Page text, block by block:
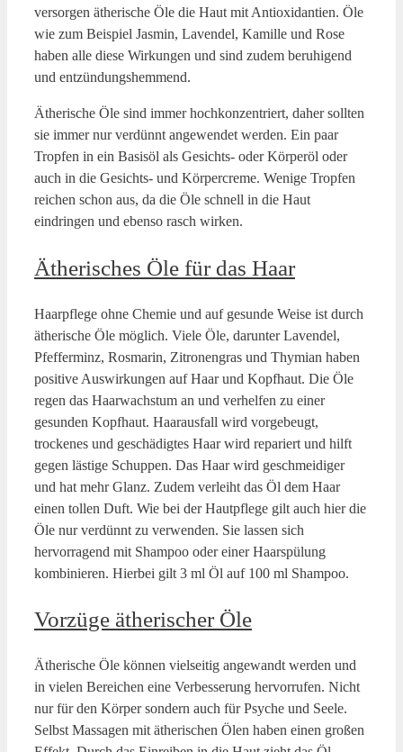
versorgen ätherische Öle die Haut mit Antioxidantien. Öle
wie zum Beispiel Jasmin, Lavendel, Kamille und Rose
haben alle diese Wirkungen und sind zudem beruhigend
und entzündungshemmend.
Ätherische Öle sind immer hochkonzentriert, daher sollten
sie immer nur verdünnt angewendet werden. Ein paar
Tropfen in ein Basisöl als Gesichts- oder Körperöl oder
auch in die Gesichts- und Körpercreme. Wenige Tropfen
reichen schon aus, da die Öle schnell in die Haut
eindringen und ebenso rasch wirken.
Ätherisches Öle für das Haar
Haarpflege ohne Chemie und auf gesunde Weise ist durch
ätherische Öle möglich. Viele Öle, darunter Lavendel,
Pfefferminz, Rosmarin, Zitronengras und Thymian haben
positive Auswirkungen auf Haar und Kopfhaut. Die Öle
regen das Haarwachstum an und verhelfen zu einer
gesunden Kopfhaut. Haarausfall wird vorgebeugt,
trockenes und geschädigtes Haar wird repariert und hilft
gegen lästige Schuppen. Das Haar wird geschmeidiger
und hat mehr Glanz. Zudem verleiht das Öl dem Haar
einen tollen Duft. Wie bei der Hautpflege gilt auch hier die
Öle nur verdünnt zu verwenden. Sie lassen sich
hervorragend mit Shampoo oder einer Haarspülung
kombinieren. Hierbei gilt 3 ml Öl auf 100 ml Shampoo.
Vorzüge ätherischer Öle
Ätherische Öle können vielseitig angewandt werden und
in vielen Bereichen eine Verbesserung hervorrufen. Nicht
nur für den Körper sondern auch für Psyche und Seele.
Selbst Massagen mit ätherischen Ölen haben einen großen